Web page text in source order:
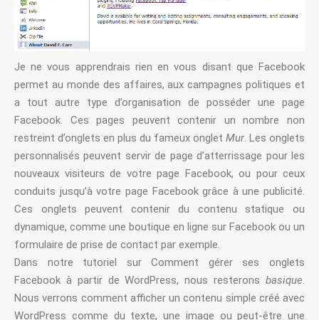
Je ne vous apprendrais rien en vous disant que Facebook
permet au monde des affaires, aux campagnes politiques et
a tout autre type d’organisation de posséder une page
Facebook. Ces pages peuvent contenir un nombre non
restreint d’onglets en plus du fameux onglet Mur. Les onglets
personnalisés peuvent servir de page d’atterrissage pour les
nouveaux visiteurs de votre page Facebook, ou pour ceux
conduits jusqu’à votre page Facebook grâce à une publicité.
Ces onglets peuvent contenir du contenu statique ou
dynamique, comme une boutique en ligne sur Facebook ou un
formulaire de prise de contact par exemple.
Dans notre tutoriel sur Comment gérer ses onglets
Facebook à partir de WordPress, nous resterons basique.
Nous verrons comment afficher un contenu simple créé avec
WordPress comme du texte, une image ou peut-être une